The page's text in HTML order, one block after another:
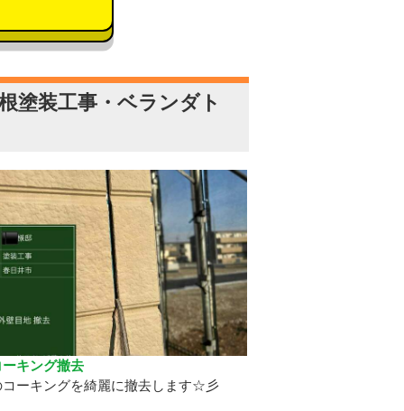
塗装工事・ベランダト
キング撤去
コーキングを綺麗に撤去します☆彡